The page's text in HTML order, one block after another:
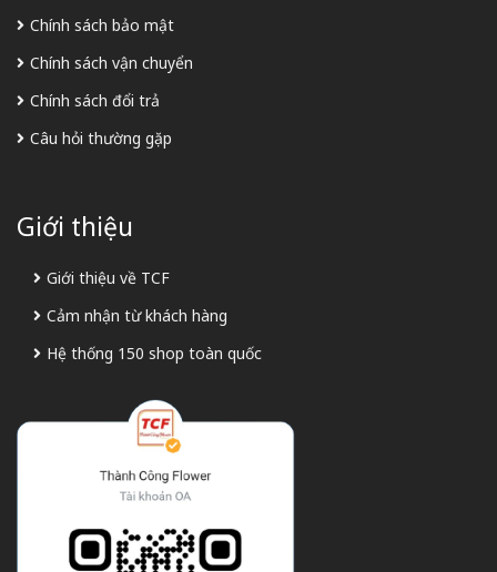
Chính sách bảo mật
Chính sách vận chuyển
Chính sách đổi trả
Câu hỏi thường gặp
Giới thiệu
Giới thiệu về TCF
Cảm nhận từ khách hàng
Hệ thống 150 shop toàn quốc